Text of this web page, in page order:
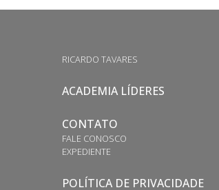
RICARDO TAVARES
ACADEMIA LÍDERES
CONTATO
FALE CONOSCO
EXPEDIENTE
POLÍTICA DE PRIVACIDADE